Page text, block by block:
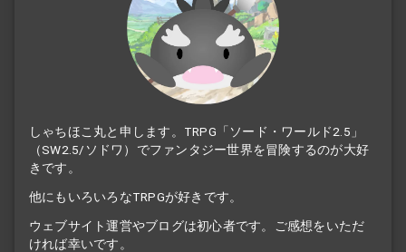
しゃちほこ丸と申します。TRPG「ソード・ワールド2.5」
（SW2.5/ソドワ）でファンタジー世界を冒険するのが大好
きです。
他にもいろいろなTRPGが好きです。
ウェブサイト運営やブログは初心者です。ご感想をいただ
ければ幸いです。